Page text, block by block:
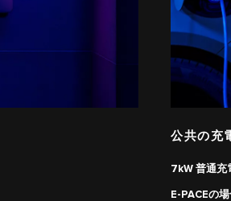
公共の充
7kW 普通充
E-PACEの場